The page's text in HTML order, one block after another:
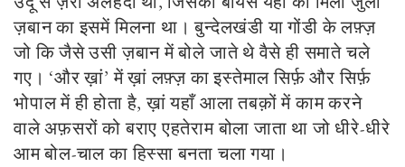
ज़बान का इसमें मिलना था। बुन्देलखंडी या गोंडी के लफ़्ज़
जो कि जैसे उसी ज़बान में बोले जाते थे वैसे ही समाते चले
गए। ‘और ख़ां’ में ख़ां लफ़्ज़ का इस्तेमाल सिर्फ़ और सिर्फ़
भोपाल में ही होता है, ख़ां यहाँ आला तबक़ों में काम करने
वाले अफ़सरों को बराए एहतेराम बोला जाता था जो धीरे-धीरे
आम बोल-चाल का हिस्सा बनता चला गया।